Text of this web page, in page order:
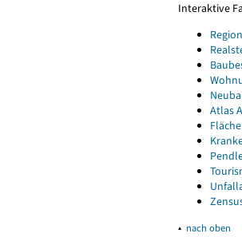
Interaktive
Atlas
▴ nach oben